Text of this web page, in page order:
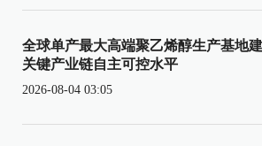
全球单产最大高端聚乙烯醇生产基地
关键产业链自主可控水平
2026-08-04 03:05